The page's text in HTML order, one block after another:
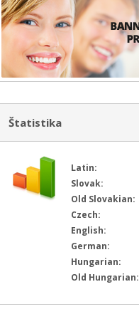
Štatistika
Latin:
Slovak:
Old Slovakian:
Czech:
English:
German:
Hungarian:
Old Hungarian: